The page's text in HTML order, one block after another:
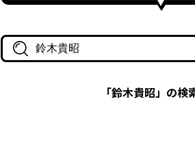
作品名・作家名で探す
「鈴木貴昭」の検